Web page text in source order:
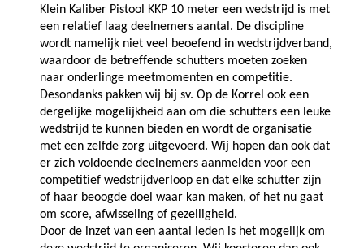
Klein Kaliber Pistool KKP 10 meter een wedstrijd is met
een relatief laag deelnemers aantal. De discipline
wordt namelijk niet veel beoefend in wedstrijdverband,
waardoor de betreffende schutters moeten zoeken
naar onderlinge meetmomenten en competitie.
Desondanks pakken wij bij sv. Op de Korrel ook een
dergelijke mogelijkheid aan om die schutters een leuke
wedstrijd te kunnen bieden en wordt de organisatie
met een zelfde zorg uitgevoerd. Wij hopen dan ook dat
er zich voldoende deelnemers aanmelden voor een
competitief wedstrijdverloop en dat elke schutter zijn
of haar beoogde doel waar kan maken, of het nu gaat
om score, afwisseling of gezelligheid.
Door de inzet van een aantal leden is het mogelijk om